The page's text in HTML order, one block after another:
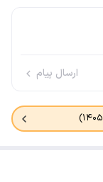
ارسال پیام